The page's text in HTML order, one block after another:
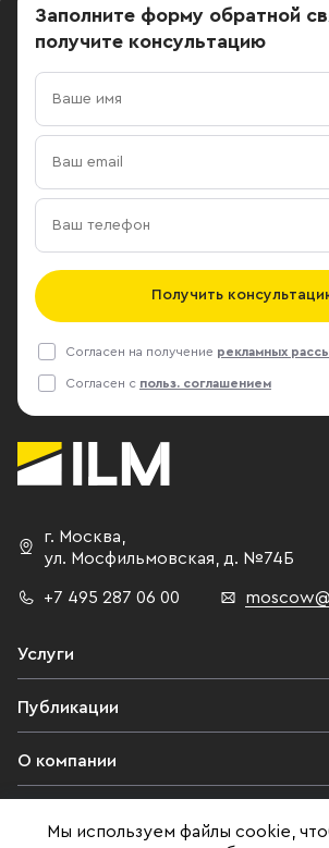
Заполните форму обратной
получите консультацию
Получить
Согласен на получение рекламных
Согласен с польз. соглашением
г. Москва
ул. Мосфильмовская,
д. №74Б
+7 495 287 06 00
Услуги
Публикации
О компании
Мы используем файлы cookie,